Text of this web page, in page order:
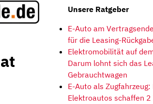
Unsere Ratgeber
E-Auto am
für die Leasing-
Elektromobilität auf
Darum lohnt sich das
Gebrauchtwagen
E-Auto als Zugfahrzeug:
Elektroautos schaffen 2